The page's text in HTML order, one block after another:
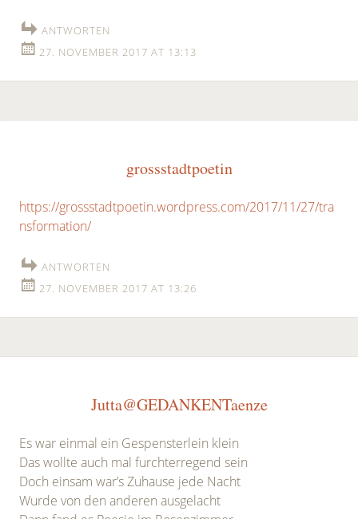
ANTWORTEN
27. NOVEMBER 2017 AT 13:13
grossstadtpoetin
https://grossstadtpoetin.wordpress.com/2017/11/27/tra
nsformation/
ANTWORTEN
27. NOVEMBER 2017 AT 13:26
Jutta@GEDANKENTaenze
Es war einmal ein Gespensterlein klein
Das wollte auch mal furchterregend sein
Doch einsam war’s Zuhause jede Nacht
Wurde von den anderen ausgelacht